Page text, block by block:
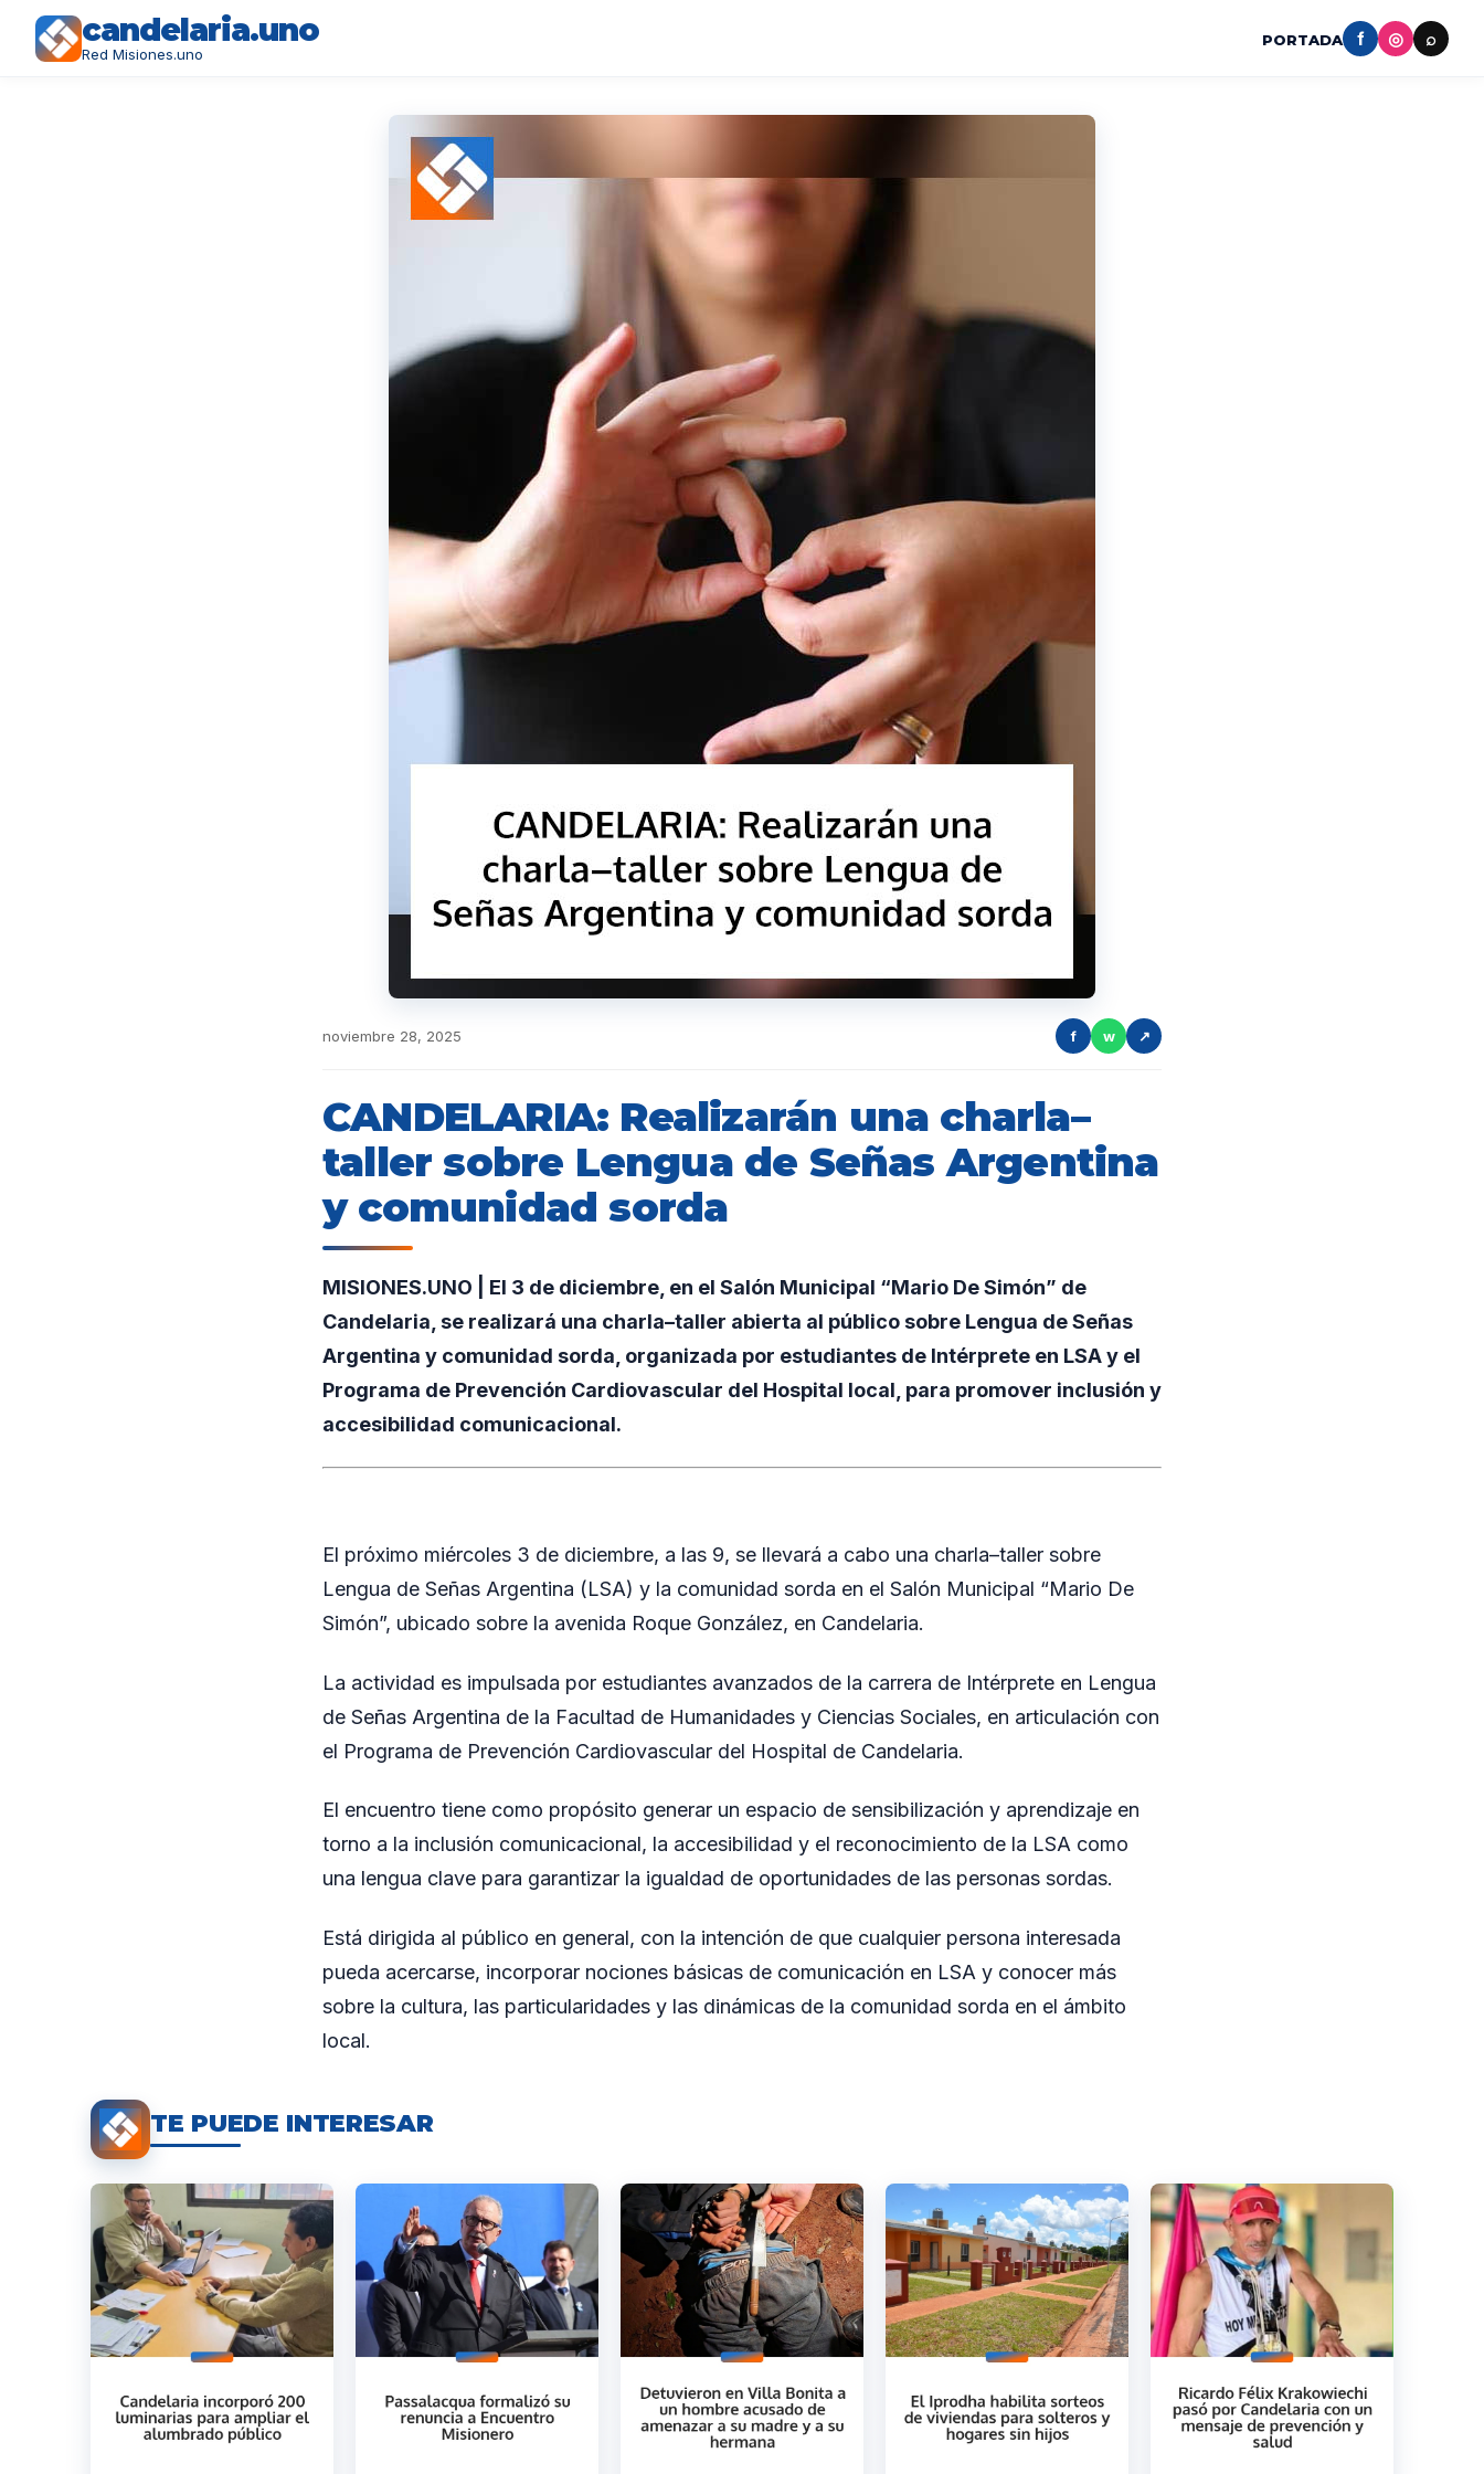
candelaria.uno
Red Misiones.uno
PORTADA f ◎ ⌕
noviembre 28, 2025 f w ↗
CANDELARIA: Realizarán una charla–
taller sobre Lengua de Señas Argentina
y comunidad sorda
MISIONES.UNO | El 3 de diciembre, en el Salón Municipal “Mario De Simón” de
Candelaria, se realizará una charla–taller abierta al público sobre Lengua de Señas
Argentina y comunidad sorda, organizada por estudiantes de Intérprete en LSA y el
Programa de Prevención Cardiovascular del Hospital local, para promover inclusión y
accesibilidad comunicacional.
El próximo miércoles 3 de diciembre, a las 9, se llevará a cabo una charla–taller sobre
Lengua de Señas Argentina (LSA) y la comunidad sorda en el Salón Municipal “Mario De
Simón”, ubicado sobre la avenida Roque González, en Candelaria.
La actividad es impulsada por estudiantes avanzados de la carrera de Intérprete en Lengua
de Señas Argentina de la Facultad de Humanidades y Ciencias Sociales, en articulación con
el Programa de Prevención Cardiovascular del Hospital de Candelaria.
El encuentro tiene como propósito generar un espacio de sensibilización y aprendizaje en
torno a la inclusión comunicacional, la accesibilidad y el reconocimiento de la LSA como
una lengua clave para garantizar la igualdad de oportunidades de las personas sordas.
Está dirigida al público en general, con la intención de que cualquier persona interesada
pueda acercarse, incorporar nociones básicas de comunicación en LSA y conocer más
sobre la cultura, las particularidades y las dinámicas de la comunidad sorda en el ámbito
local.
TE PUEDE INTERESAR